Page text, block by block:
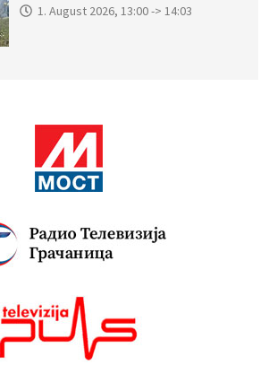
1. August 2026, 13:00 -> 14:03